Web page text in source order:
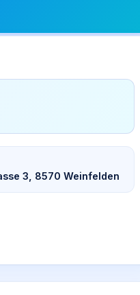
3, 8570 Weinfelden